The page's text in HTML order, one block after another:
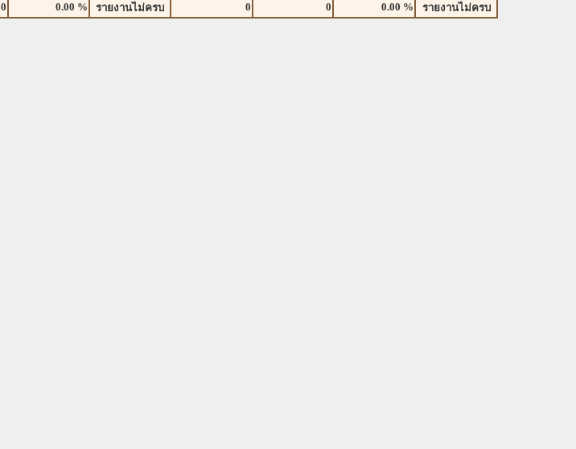
0 0.00 % รายงานไม่ครบ 0 0 0.00 % รายงานไม่ครบ